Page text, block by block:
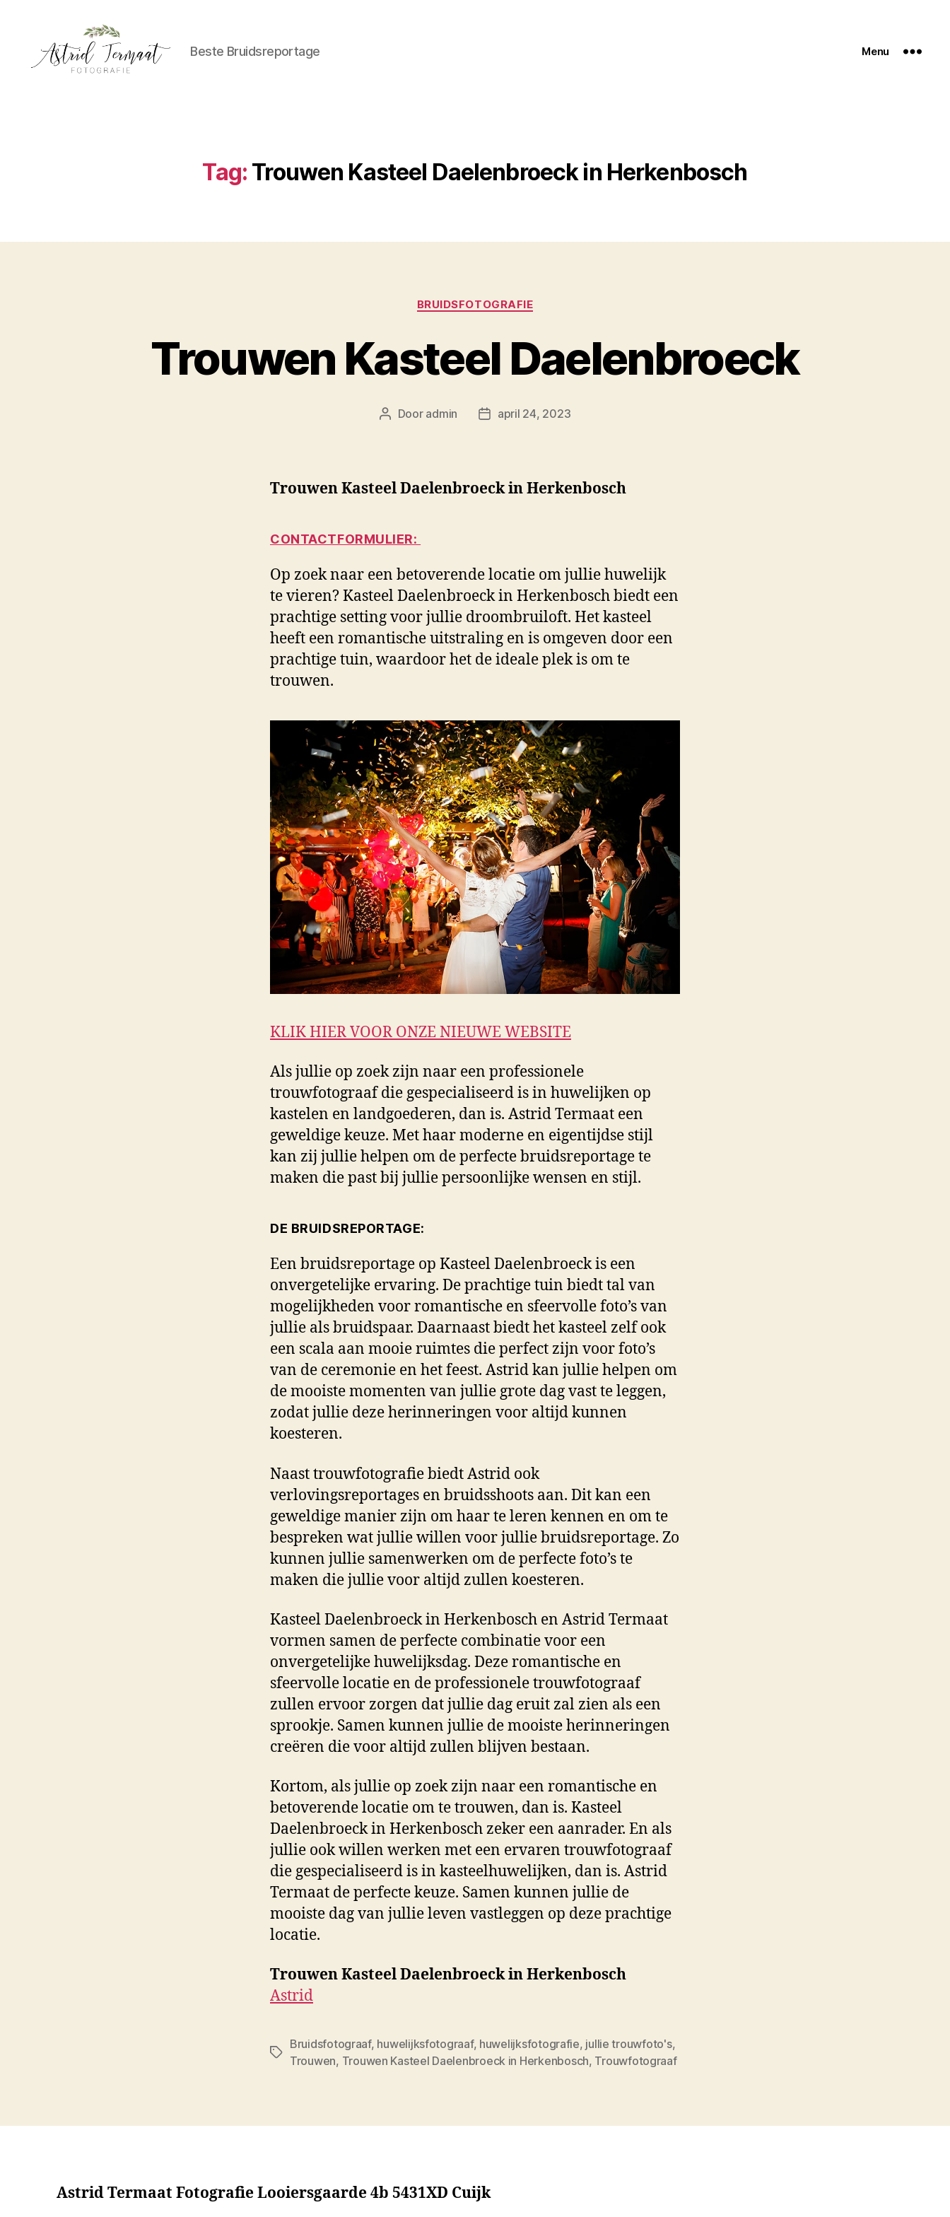
Beste Bruidsreportage Menu
Tag: Trouwen Kasteel Daelenbroeck in Herkenbosch
Categorieën
BRUIDSFOTOGRAFIE
Trouwen Kasteel Daelenbroeck
Berichtauteur
Door admin Berichtdatum
april 24, 2023
Trouwen Kasteel Daelenbroeck in Herkenbosch
CONTACTFORMULIER:
Op zoek naar een betoverende locatie om jullie huwelijk
te vieren? Kasteel Daelenbroeck in Herkenbosch biedt een
prachtige setting voor jullie droombruiloft. Het kasteel
heeft een romantische uitstraling en is omgeven door een
prachtige tuin, waardoor het de ideale plek is om te
trouwen.
KLIK HIER VOOR ONZE NIEUWE WEBSITE
Als jullie op zoek zijn naar een professionele
trouwfotograaf die gespecialiseerd is in huwelijken op
kastelen en landgoederen, dan is. Astrid Termaat een
geweldige keuze. Met haar moderne en eigentijdse stijl
kan zij jullie helpen om de perfecte bruidsreportage te
maken die past bij jullie persoonlijke wensen en stijl.
DE BRUIDSREPORTAGE:
Een bruidsreportage op Kasteel Daelenbroeck is een
onvergetelijke ervaring. De prachtige tuin biedt tal van
mogelijkheden voor romantische en sfeervolle foto’s van
jullie als bruidspaar. Daarnaast biedt het kasteel zelf ook
een scala aan mooie ruimtes die perfect zijn voor foto’s
van de ceremonie en het feest. Astrid kan jullie helpen om
de mooiste momenten van jullie grote dag vast te leggen,
zodat jullie deze herinneringen voor altijd kunnen
koesteren.
Naast trouwfotografie biedt Astrid ook
verlovingsreportages en bruidsshoots aan. Dit kan een
geweldige manier zijn om haar te leren kennen en om te
bespreken wat jullie willen voor jullie bruidsreportage. Zo
kunnen jullie samenwerken om de perfecte foto’s te
maken die jullie voor altijd zullen koesteren.
Kasteel Daelenbroeck in Herkenbosch en Astrid Termaat
vormen samen de perfecte combinatie voor een
onvergetelijke huwelijksdag. Deze romantische en
sfeervolle locatie en de professionele trouwfotograaf
zullen ervoor zorgen dat jullie dag eruit zal zien als een
sprookje. Samen kunnen jullie de mooiste herinneringen
creëren die voor altijd zullen blijven bestaan.
Kortom, als jullie op zoek zijn naar een romantische en
betoverende locatie om te trouwen, dan is. Kasteel
Daelenbroeck in Herkenbosch zeker een aanrader. En als
jullie ook willen werken met een ervaren trouwfotograaf
die gespecialiseerd is in kasteelhuwelijken, dan is. Astrid
Termaat de perfecte keuze. Samen kunnen jullie de
mooiste dag van jullie leven vastleggen op deze prachtige
locatie.
Trouwen Kasteel Daelenbroeck in Herkenbosch
Astrid
Tags
Bruidsfotograaf, huwelijksfotograaf, huwelijksfotografie, jullie trouwfoto's,
Trouwen, Trouwen Kasteel Daelenbroeck in Herkenbosch, Trouwfotograaf
Astrid Termaat Fotografie Looiersgaarde 4b 5431XD Cuijk